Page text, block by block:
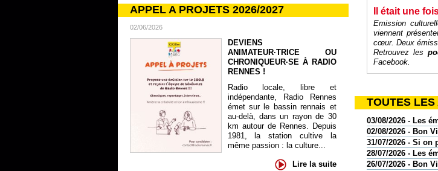
APPEL A PROJETS 2026/2027
02/06/2026
DEVIENS
ANIMATEUR·TRICE OU
CHRONIQUEUR·SE À RADIO
RENNES !
Radio locale, libre et
indépendante, Radio Rennes
émet sur le bassin rennais et
au-delà, dans un rayon de 30
km autour de Rennes. Depuis
1981, la station cultive la
même passion : la culture...
Lire la suite
Il était une
Emission
viennent
cœur. Deux
Retrouvez les
Facebook.
TOUTES
03/08/2026 - Les
02/08/2026 - Bon
31/07/2026 - Si on
28/07/2026 - Les
26/07/2026 - Bon